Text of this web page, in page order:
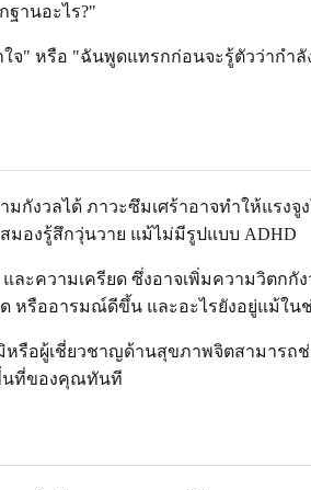
ฐานอะไร?"
ใจ" หรือ "ฉันพูดแทรกก่อนจะรู้ตัวว่ากำ
งวลได้ ภาวะซึมเศร้าอาจทำให้แรงจู
มองรู้สึกวุ่นวาย แม้ไม่มีรูปแบบ ADHD
ะความเครียด ซึ่งอาจเพิ่มความวิตกกั
ด หรืออารมณ์ดีขึ้น และอะไรยังอยู่แม้ใน
รือผู้เชี่ยวชาญด้านสุขภาพจิตสามารถ
นที่ของคุณทันที